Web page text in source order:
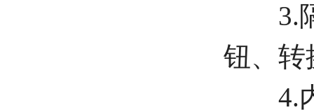
3.隔
钮、转
4.内